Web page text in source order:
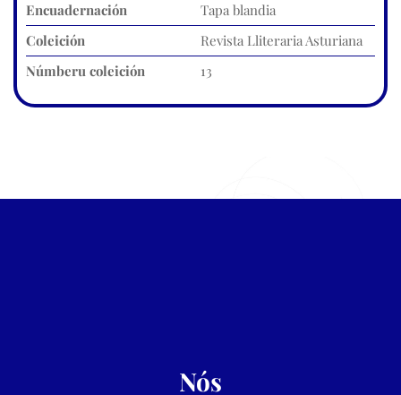
Encuadernación
Tapa blandia
Coleición
Revista Lliteraria Asturiana
Númberu coleición
13
Nós